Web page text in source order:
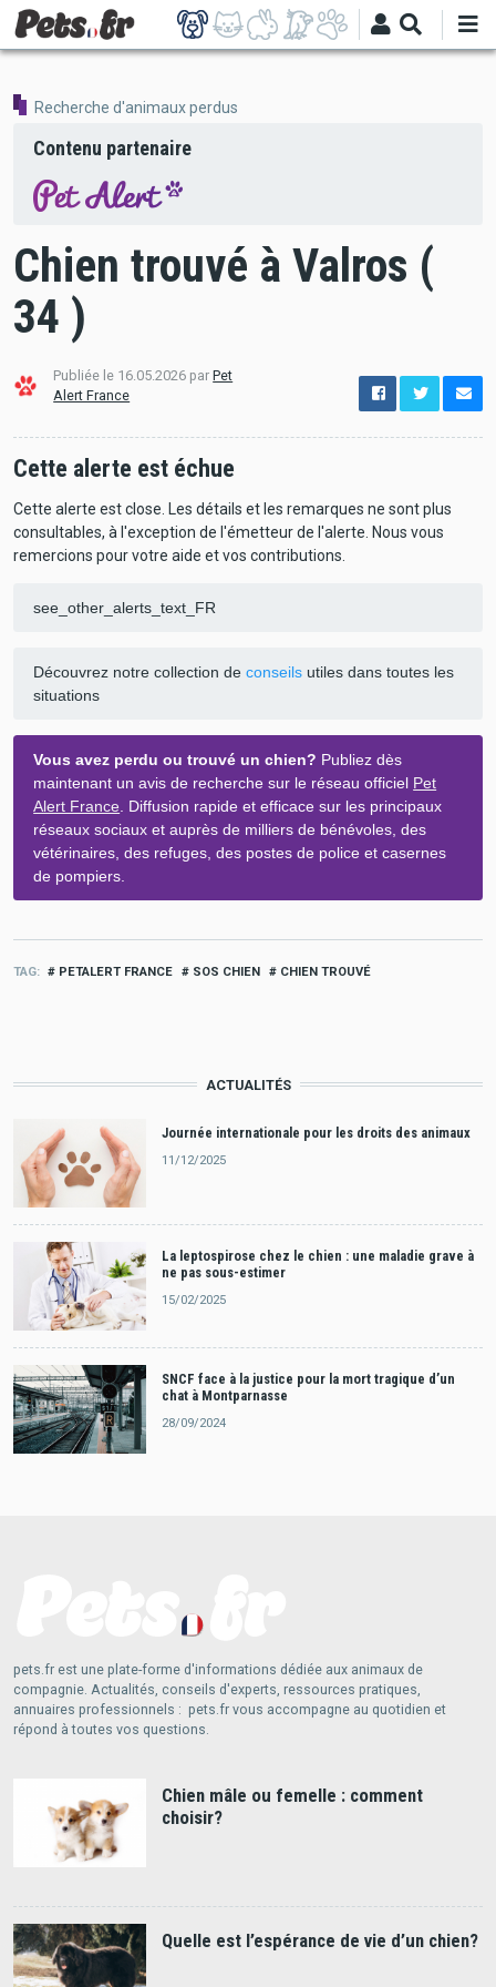
Aller
au
contenu
Recherche d'animaux perdus
Contenu partenaire
Chien trouvé à Valros (
34 )
Publiée le 16.05.2026 parPet
Alert France
configuration
Cette alerte est échue
Cette alerte est close. Les détails et les remarques ne sont plus
consultables, à l'exception de l'émetteur de l'alerte. Nous vous
remercions pour votre aide et vos contributions.
see_other_alerts_text_FR
Découvrez notre collection deconseils utiles dans toutes les
situations
Vous avez perdu ou trouvé un chien? Publiez dès
maintenant un avis de recherche sur le réseau officiel Pet
Alert France . Diffusion rapide et efficace sur les principaux
réseaux sociaux et auprès de milliers de bénévoles, des
vétérinaires, des refuges, des postes de police et casernes
de pompiers.
TAG PETALERT FRANCE SOS CHIEN CHIEN TROUVÉ
ACTUALITÉS
Journée internationale pour les droits des animaux
11/12/2025
La leptospirose chez le chien : une maladie grave à
ne pas sous-estimer
15/02/2025
SNCF face à la justice pour la mort tragique d’un
chat à Montparnasse
28/09/2024
pets.fr est une plate-forme d'informations dédiée aux animaux de
compagnie. Actualités, conseils d'experts, ressources pratiques,
annuaires professionnels : pets.fr vous accompagne au quotidien et
répond à toutes vos questions.
Chien mâle ou femelle : comment
choisir?
Quelle est l’espérance de vie d’un chien?